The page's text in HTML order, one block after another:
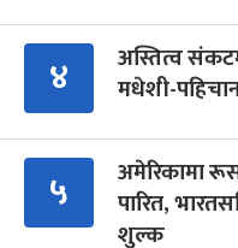
४
अस्तित्व
मधेशी-
५
अमेरिकामा
पारित,
शुल्क